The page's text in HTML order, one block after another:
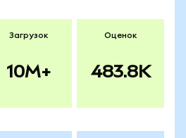
Загрузок
10M+
Оценок
483.8K